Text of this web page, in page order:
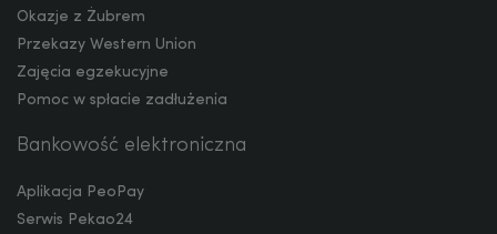
Okazje z Żubrem
Przekazy Western Union
Zajęcia egzekucyjne
Pomoc w spłacie zadłużenia
Bankowość elektroniczna
Aplikacja PeoPay
Serwis Pekao24